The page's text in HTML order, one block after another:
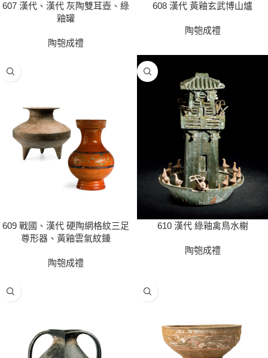
607 漢代、漢代 灰陶雙耳壺、綠
釉罐
陶匏成禮
608 漢代 黃釉玄武博山爐
陶匏成禮
609 戰國、漢代 硬陶網格紋三足
尊形器、黃釉雲氣紋鍾
陶匏成禮
610 漢代 綠釉禽鳥水榭
陶匏成禮